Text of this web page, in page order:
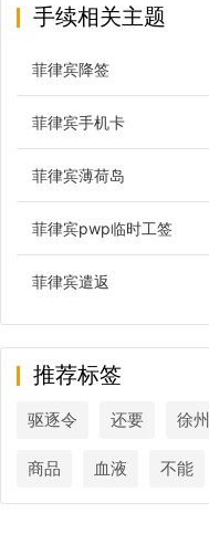
手续相关主题
菲律宾降签
菲律宾手机卡
菲律宾薄荷岛
菲律宾pwp临时工签
菲律宾遣返
推荐标签
驱逐令 还要 徐州
商品 血液 不能